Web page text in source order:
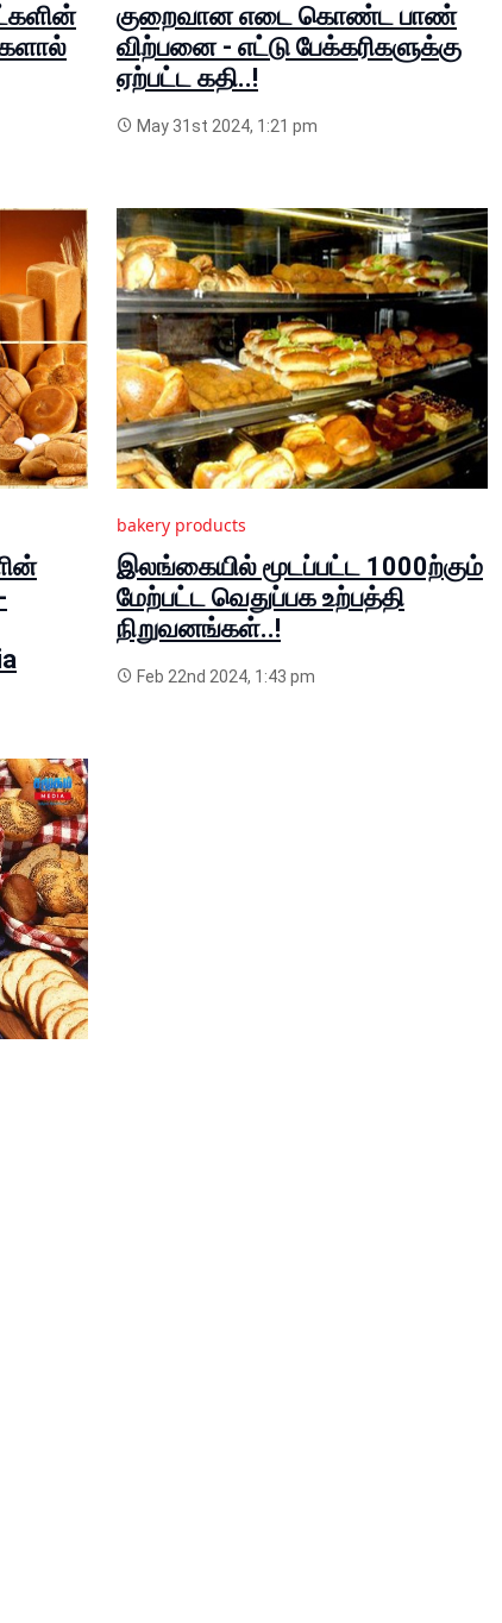
குறைவான எடை கொண்ட பாண்
விற்பனை - எட்டு பேக்கரிகளுக்கு
ஏற்பட்ட கதி..!
May 31st 2024, 1:21 pm
bakery products
இலங்கையில் மூடப்பட்ட 1000ற்கும்
மேற்பட்ட வெதுப்பக உற்பத்தி
நிறுவனங்கள்..!
Feb 22nd 2024, 1:43 pm